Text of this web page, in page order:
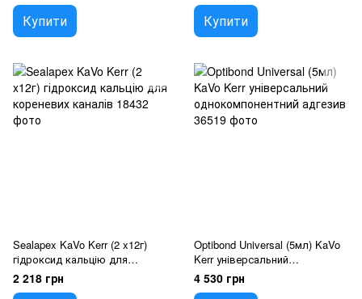
Купити Купити
Sealapex KaVo Kerr (2 x12г)
гідроксид кальцію для
кореневих каналів
2 218 грн
Optibond Universal (5мл) KaVo
Kerr універсальний
однокомпонентний адгезив
4 530 грн